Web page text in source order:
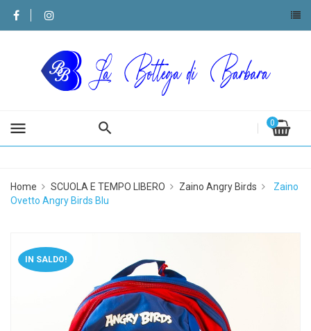
menu 0
Home SCUOLA E TEMPO LIBERO Zaino Angry Birds
Zaino
Ovetto Angry Birds Blu
IN SALDO!